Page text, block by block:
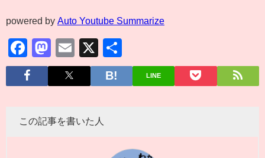
powered by Auto Youtube Summarize
Facebook
Mastodon
Email
X
有
LINE
この記事を書いた人